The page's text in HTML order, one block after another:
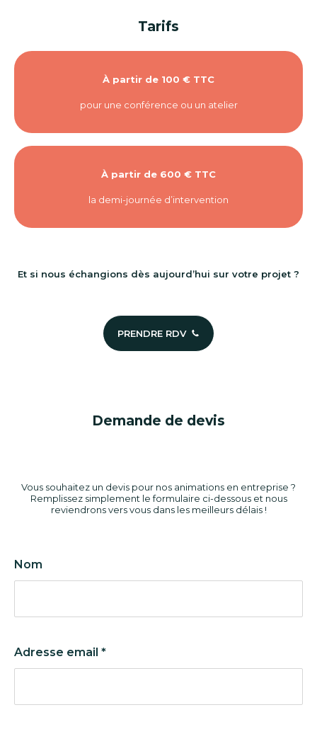
Tarifs
À partir de 100 € TTC
pour une conférence ou un atelier
À partir de 600 € TTC
la demi-journée d’intervention
Et si nous échangions dès aujourd’hui sur votre projet ?
PRENDRE RDV
Demande de devis
Vous souhaitez un devis pour nos animations en entreprise ?
Remplissez simplement le formulaire ci-dessous et nous
reviendrons vers vous dans les meilleurs délais !
Nom
Adresse email *